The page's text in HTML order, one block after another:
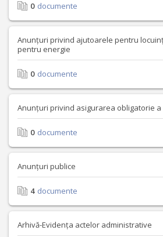
0 documente
Anunțuri privind ajutoarele pentru
pentru energie
0 documente
Anunțuri privind asigurarea obligatorie
0 documente
Anunțuri publice
4 documente
Arhivă-Evidența actelor administrative